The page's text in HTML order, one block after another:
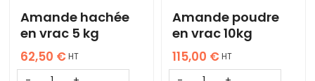
Amande hachée
en vrac 5 kg
62,50 €HT
Amande poudre
en vrac 10kg
115,00 €HT